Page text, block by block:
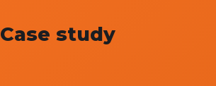
Case study